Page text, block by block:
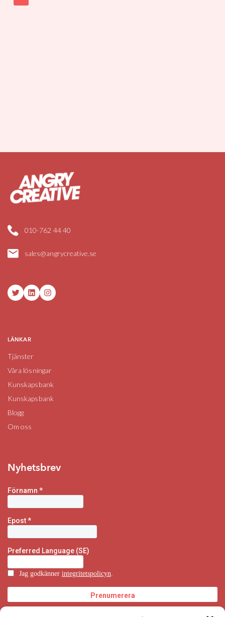
010-762 44 40
sales@angrycreative.se
TwitterLinkedInInstagram
LÄNKAR
Tjänster
Våra lösningar
Kunskapsbank
Kunskapsbank
Blogg
Om oss
Nyhetsbrev